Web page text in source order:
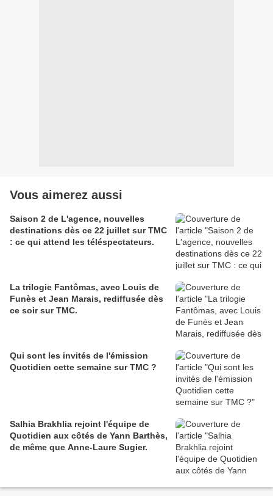
Vous aimerez aussi
Saison 2 de L'agence, nouvelles
destinations dès ce 22 juillet sur TMC
: ce qui attend les téléspectateurs.
La trilogie Fantômas, avec Louis de
Funès et Jean Marais, rediffusée dès
ce soir sur TMC.
Qui sont les invités de l'émission
Quotidien cette semaine sur TMC ?
Salhia Brakhlia rejoint l'équipe de
Quotidien aux côtés de Yann Barthès,
de même que Anne-Laure Sugier.